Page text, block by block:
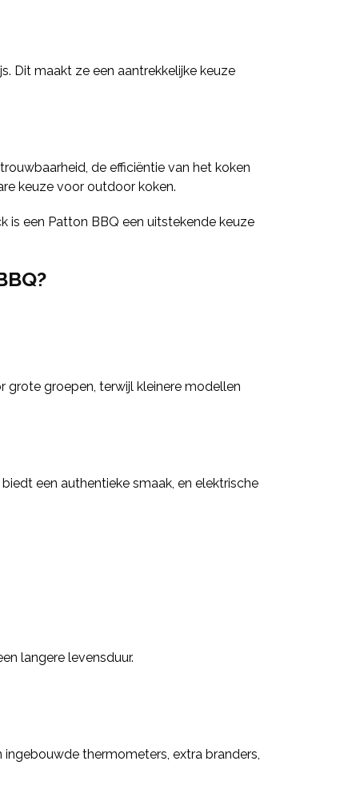
Dit maakt ze een aantrekkelijke keuze
de efficiëntie van het koken
keuze voor outdoor koken.
is een Patton BBQ een uitstekende keuze
grote groepen, terwijl kleinere modellen
een authentieke smaak, en elektrische
langere levensduur.
thermometers, extra branders,